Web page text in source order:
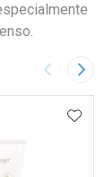
Imagem